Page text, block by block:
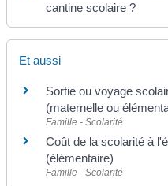
cantine scolaire ?
Et aussi
Sortie ou voyage
(maternelle ou
Famille - Scolarité
Coût de la scolarité à
(élémentaire)
Famille - Scolarité